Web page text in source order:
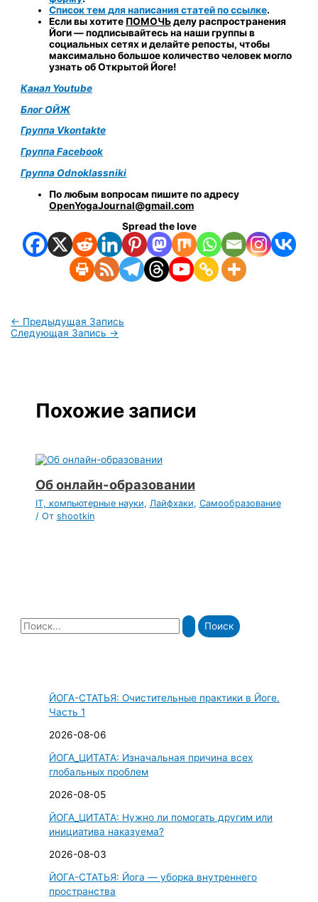
Список тем для написания статей по ссылке.
Если вы хотите ПОМОЧЬделу распространения
Йоги—подписывайтесь на наши группы в
социальных сетях и делайте репосты, чтобы
максимально большое количество человек могло
узнать об Открытой Йоге!
Канал Youtube
Блог ОЙЖ
Группа Vkontakte
Группа Facebook
Группа Odnoklassniki
По любым вопросам пишите по адресу
OpenYogaJournal@gmail.com
Spread the love
← Предыдущая Запись
Следующая Запись →
Похожие записи
Об онлайн-образовании
IT, компьютерные науки, Лайфхаки, Самообразование
/ От shootkin
П
ЙОГА-СТАТЬЯ: Очистительные практики в Йоге.
Часть 1
2026-08-06
ЙОГА_ЦИТАТА: Изначальная причина всех
глобальных проблем
2026-08-05
ЙОГА_ЦИТАТА: Нужно ли помогать другим или
инициатива наказуема?
2026-08-03
ЙОГА-СТАТЬЯ: Йога — уборка внутреннего
пространства